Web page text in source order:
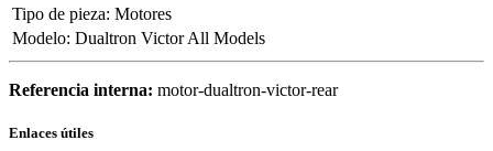
Tipo de pieza: Motores
Modelo: Dualtron Victor All Models
Referencia interna: motor-dualtron-victor-rear
Enlaces útiles